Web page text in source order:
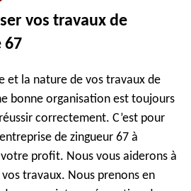
vos travaux de
67
et la nature de vos travaux de
bonne organisation est toujours
correctement. C’est pour
de zingueur 67 à
profit. Nous vous aiderons à
travaux. Nous prenons en